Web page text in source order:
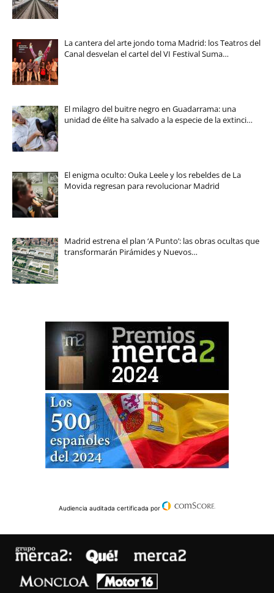
La cantera del arte jondo toma Madrid: los Teatros del
Canal desvelan el cartel del VI Festival Suma…
El milagro del buitre negro en Guadarrama: una
unidad de élite ha salvado a la especie de la extinci…
El enigma oculto: Ouka Leele y los rebeldes de La
Movida regresan para revolucionar Madrid
Madrid estrena el plan ‘A Punto’: las obras ocultas que
transformarán Pirámides y Nuevos…
Audiencia auditada certificada por